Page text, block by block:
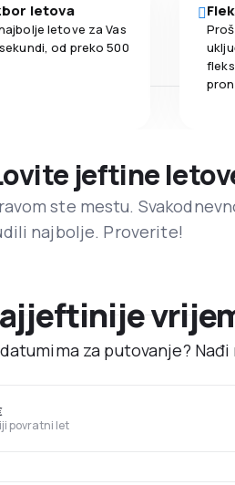
letova
letove za Vas
od preko 500
jeftine
ste mestu.
najbolje. Proverite!
za putovanje?
povratni let